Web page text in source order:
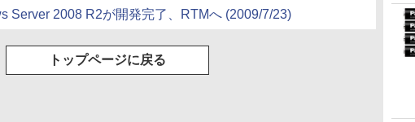
Server 2008 R2が開発完了、RTMへ (2009/7/23)
トップページに戻る